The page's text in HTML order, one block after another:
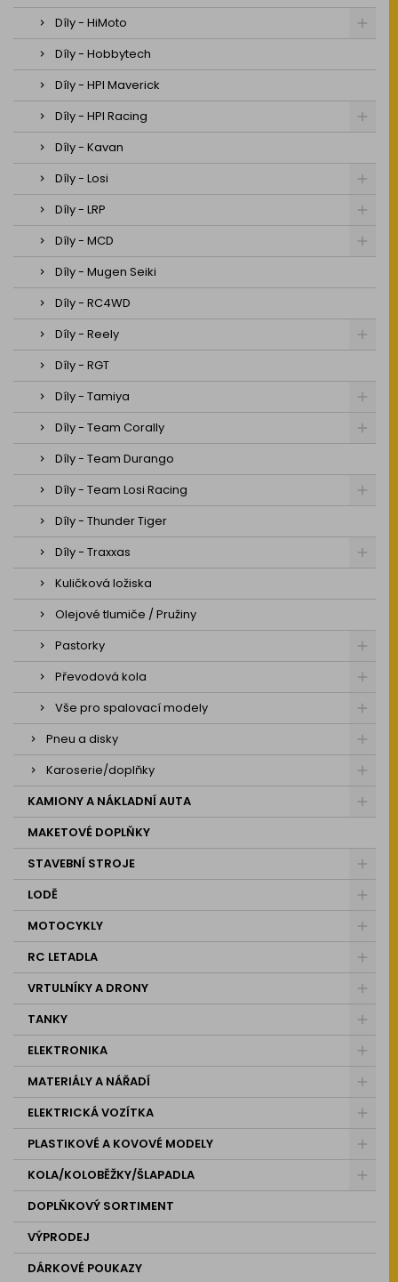
Díly - HiMoto
Díly - Hobbytech
Díly - HPI Maverick
Díly - HPI Racing
Díly - Kavan
Díly - Losi
Díly - LRP
Díly - MCD
Díly - Mugen Seiki
Díly - RC4WD
Díly - Reely
Díly - RGT
Díly - Tamiya
Díly - Team Corally
Díly - Team Durango
Díly - Team Losi Racing
Díly - Thunder Tiger
Díly - Traxxas
Kuličková ložiska
Olejové tlumiče / Pružiny
Pastorky
Převodová kola
Vše pro spalovací modely
Pneu a disky
Karoserie/doplňky
KAMIONY A NÁKLADNÍ AUTA
MAKETOVÉ DOPLŇKY
STAVEBNÍ STROJE
LODĚ
MOTOCYKLY
RC LETADLA
VRTULNÍKY A DRONY
TANKY
ELEKTRONIKA
MATERIÁLY A NÁŘADÍ
ELEKTRICKÁ VOZÍTKA
PLASTIKOVÉ A KOVOVÉ MODELY
KOLA/KOLOBĚŽKY/ŠLAPADLA
DOPLŇKOVÝ SORTIMENT
VÝPRODEJ
DÁRKOVÉ POUKAZY